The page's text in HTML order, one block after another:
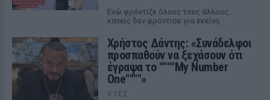
Ενώ φρόντιζε όλους τους άλλους...
κανείς δεν φρόντισε για εκείνη
Χρήστος Δάντης: «Συνάδελφοι
προσπαθούν να ξεχάσουν ότι
έγραψα το """"My Number
One""""»
ΧΤΕΣ